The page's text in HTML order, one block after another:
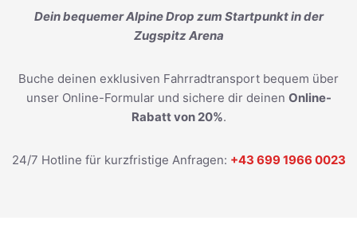
Dein bequemer Alpine Drop zum Startpunkt in der
Zugspitz Arena
Buche deinen exklusiven Fahrradtransport bequem über
unser Online-Formular und sichere dir deinen Online-
Rabatt von 20%.
24/7 Hotline für kurzfristige Anfragen: +43 699 1966 0023